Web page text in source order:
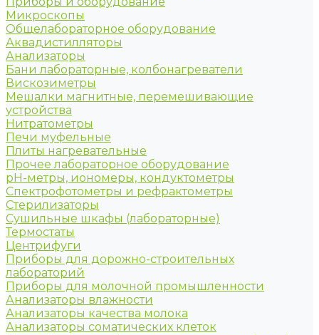
Микроскопы
Общелабораторное оборудование
Аквадистилляторы
Анализаторы
Бани лабораторные, колбонагреватели
Вискозиметры
Мешалки магнитные, перемешивающие
устройства
Нитратометры
Печи муфельные
Плиты нагревательные
Прочее лабораторное оборудование
рН-метры, иономеры, кондуктометры
Спектрофотометры и рефрактометры
Стерилизаторы
Сушильные шкафы (лабораторные)
Термостаты
Центрифуги
Приборы для дорожно-строительных
лабораторий
Приборы для молочной промышленности
Анализаторы влажности
Анализаторы качества молока
Анализаторы соматических клеток